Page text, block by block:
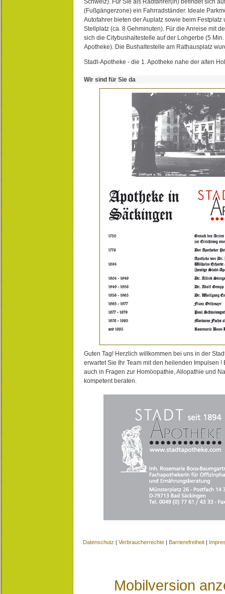
(Fußgängerzone) ein Fahrradständer. Ideale
Autofahrer bieten der Auplatz sowie beim Festplatz
Stellplatz (ca. 8 Gehminuten). Für die Anreise mit
sich die Citybushaltestelle auf der Lohgerbe (5
Apotheke). Die Bushaltestelle am Rathausplatz
Stadt-Apotheke - die 1. Apotheke nahe der alten
Wir sind für Sie da
Guten Tag! Herzlich willkommen bei uns in der
erwartet Sie Ihr Team mit den heilenden Impulsen !
auch in Fragen zur Homöopathie, Allopathie und
kompetent beraten.
Datenschutz | Verbraucherrechte | Barrierefreiheit |
Mobilversion